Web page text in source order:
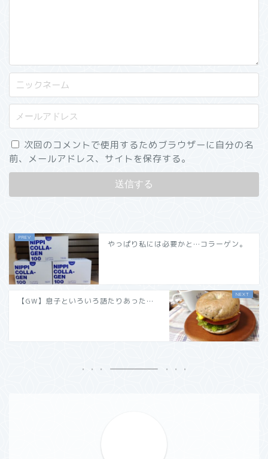
次回のコメントで使用するためブラウザーに自分の名
前、メールアドレス、サイトを保存する。
やっぱり私には必要かと…コラーゲン。
【GW】息子といろいろ語たりあった…